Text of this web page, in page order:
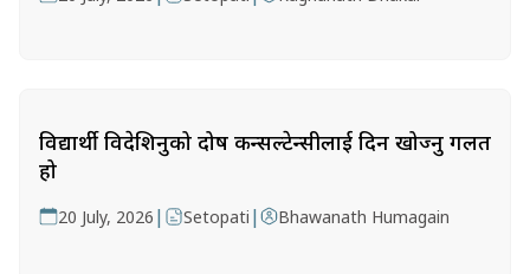
विद्यार्थी विदेशिनुको दोष कन्सल्टेन्सीलाई दिन खोज्नु गलत
हो
20 July, 2026 | Setopati | Bhawanath Humagain